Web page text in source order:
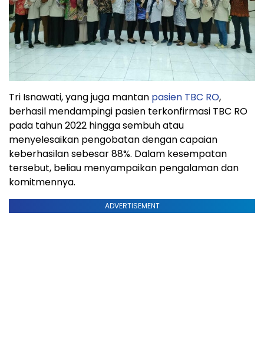
Tri Isnawati, yang juga mantan pasien TBC RO,
berhasil mendampingi pasien terkonfirmasi TBC RO
pada tahun 2022 hingga sembuh atau
menyelesaikan pengobatan dengan capaian
keberhasilan sebesar 88%. Dalam kesempatan
tersebut, beliau menyampaikan pengalaman dan
komitmennya.
ADVERTISEMENT